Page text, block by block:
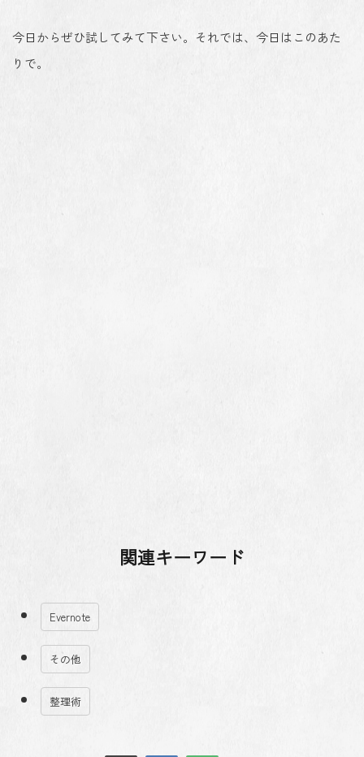
今日からぜひ試してみて下さい。それでは、今日はこのあた
りで。
関連キーワード
Evernote
その他
整理術